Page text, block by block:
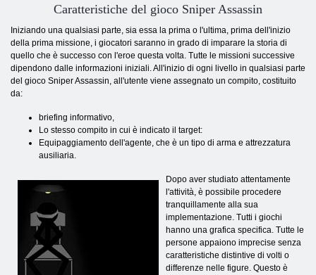
Caratteristiche del gioco Sniper Assassin
Iniziando una qualsiasi parte, sia essa la prima o l'ultima, prima dell'inizio
della prima missione, i giocatori saranno in grado di imparare la storia di
quello che è successo con l'eroe questa volta. Tutte le missioni successive
dipendono dalle informazioni iniziali. All'inizio di ogni livello in qualsiasi parte
del gioco Sniper Assassin, all'utente viene assegnato un compito, costituito
da:
briefing informativo,
Lo stesso compito in cui è indicato il target:
Equipaggiamento dell'agente, che è un tipo di arma e attrezzatura
ausiliaria.
Dopo aver studiato attentamente
l'attività, è possibile procedere
tranquillamente alla sua
implementazione. Tutti i giochi
hanno una grafica specifica. Tutte le
persone appaiono imprecise senza
caratteristiche distintive di volti o
differenze nelle figure. Questo è